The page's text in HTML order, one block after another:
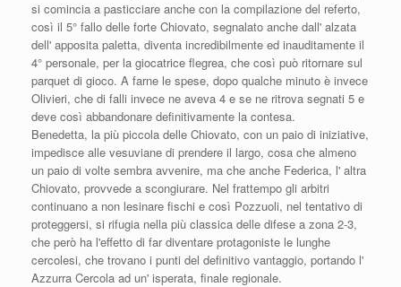
si comincia a pasticciare anche con la compilazione del referto,
così il 5° fallo delle forte Chiovato, segnalato anche dall' alzata
dell' apposita paletta, diventa incredibilmente ed inauditamente il
4° personale, per la giocatrice flegrea, che così può ritornare sul
parquet di gioco. A farne le spese, dopo qualche minuto è invece
Olivieri, che di falli invece ne aveva 4 e se ne ritrova segnati 5 e
deve così abbandonare definitivamente la contesa.
Benedetta, la più piccola delle Chiovato, con un paio di iniziative,
impedisce alle vesuviane di prendere il largo, cosa che almeno
un paio di volte sembra avvenire, ma che anche Federica, l' altra
Chiovato, provvede a scongiurare. Nel frattempo gli arbitri
continuano a non lesinare fischi e così Pozzuoli, nel tentativo di
proteggersi, si rifugia nella più classica delle difese a zona 2-3,
che però ha l'effetto di far diventare protagoniste le lunghe
cercolesi, che trovano i punti del definitivo vantaggio, portando l'
Azzurra Cercola ad un' isperata, finale regionale.